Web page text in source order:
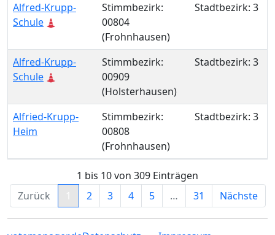
Alfred-Krupp-
Schule
Stimmbezirk:
00804
(Frohnhausen)
Stadtbezirk: 3
Alfred-Krupp-
Schule
Stimmbezirk:
00909
(Holsterhausen)
Stadtbezirk: 3
Alfried-Krupp-
Heim
Stimmbezirk:
00808
(Frohnhausen)
Stadtbezirk: 3
1 bis 10 von 309 Einträgen
Zurück
1 2 3 4 5 … 31 Nächste